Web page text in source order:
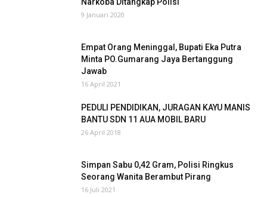
9 Januari 2020
Empat Orang Meninggal, Bupati Eka Putra
Minta PO.Gumarang Jaya Bertanggung
Jawab
16 April 2021
PEDULI PENDIDIKAN, JURAGAN KAYU MANIS
BANTU SDN 11 AUA MOBIL BARU
26 April 2018
Simpan Sabu 0,42 Gram, Polisi Ringkus
Seorang Wanita Berambut Pirang
16 Juli 2021